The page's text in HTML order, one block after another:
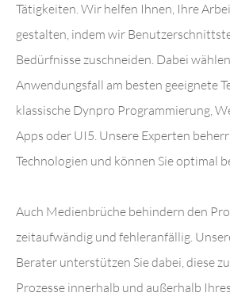
Tätigkeiten. Wir helfen Ihnen, Ihre
gestalten, indem wir
Bedürfnisse zuschneiden. Dabei
Anwendungsfall am besten geeignete
klassische Dynpro Programmierung,
Apps oder UI5. Unsere Experten
Technologien und können Sie optimal
Auch Medienbrüche behindern den
zeitaufwändig und fehleranfällig.
Berater unterstützen Sie dabei, diese
Prozesse innerhalb und außerhalb